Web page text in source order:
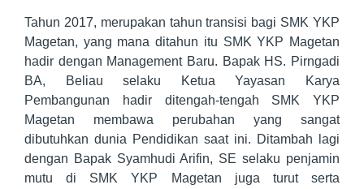
Tahun 2017, merupakan tahun transisi bagi SMK YKP
Magetan, yang mana ditahun itu SMK YKP Magetan
hadir dengan Management Baru. Bapak HS. Pirngadi
BA, Beliau selaku Ketua Yayasan Karya
Pembangunan hadir ditengah-tengah SMK YKP
Magetan membawa perubahan yang sangat
dibutuhkan dunia Pendidikan saat ini. Ditambah lagi
dengan Bapak Syamhudi Arifin, SE selaku penjamin
mutu di SMK YKP Magetan juga turut serta